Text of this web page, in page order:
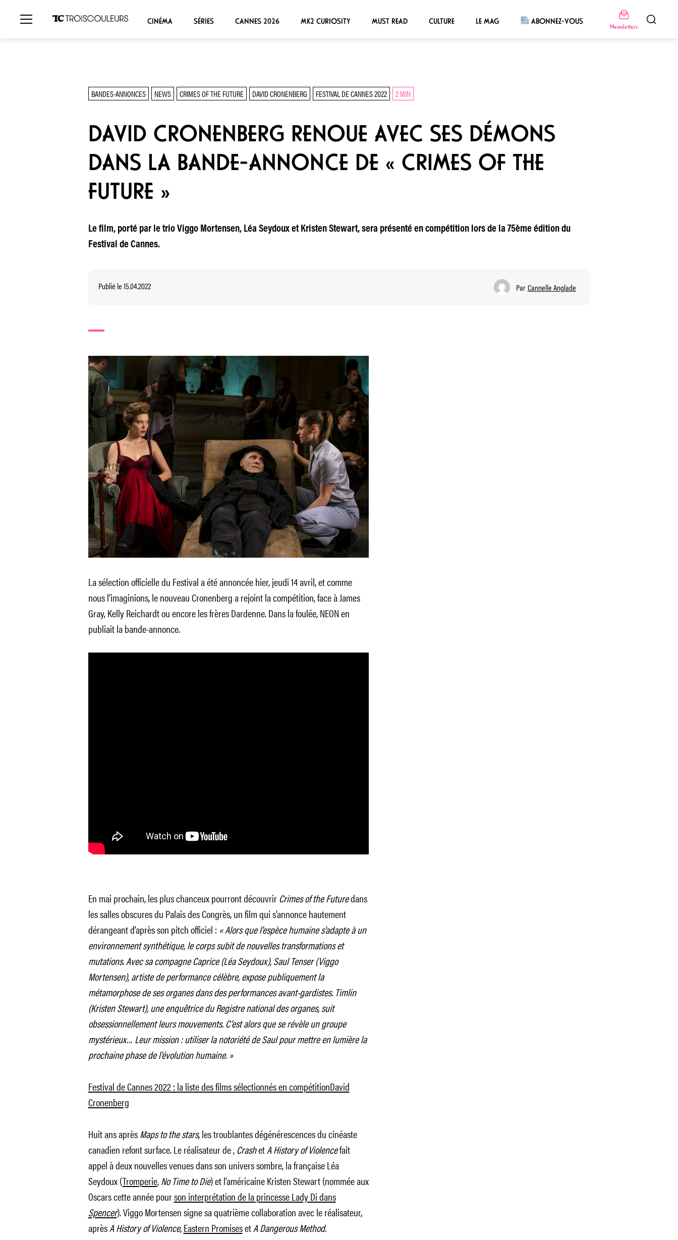
CINÉMA SÉRIES CANNES 2026 MK2 CURIOSITY MUST READ CULTURE LE MAG ABONNEZ-VOUS
Newsletters
BANDES-ANNONCES NEWS CRIMES OF THE FUTURE DAVID CRONENBERG FESTIVAL DE CANNES 2022 2 MIN
DAVID CRONENBERG RENOUE AVEC SES DÉMONS
DANS LA BANDE-ANNONCE DE « CRIMES OF THE
FUTURE »
Le film, porté par le trio Viggo Mortensen, Léa Seydoux et Kristen Stewart, sera présenté en compétition lors de la 75ème édition du
Festival de Cannes.
Publié le 15.04.2022 Par Cannelle Anglade
La sélection officielle du Festival a été annoncée hier, jeudi 14 avril, et comme
nous l’imaginions, le nouveau Cronenberg a rejoint la compétition, face à James
Gray, Kelly Reichardt ou encore les frères Dardenne. Dans la foulée, NEON en
publiait la bande-annonce.
En mai prochain, les plus chanceux pourront découvrir Crimes of the Futuredans
les salles obscures du Palais des Congrès, un film qui s’annonce hautement
dérangeant d’après son pitch officiel : « Alors que l’espèce humaine s’adapte à un
environnement synthétique, le corps subit de nouvelles transformations et
mutations. Avec sa compagne Caprice (Léa Seydoux), Saul Tenser (Viggo
Mortensen), artiste de performance célèbre, expose publiquement la
métamorphose de ses organes dans des performances avant-gardistes. Timlin
(Kristen Stewart), une enquêtrice du Registre national des organes, suit
obsessionnellement leurs mouvements. C’est alors que se révèle un groupe
mystérieux… Leur mission : utiliser la notoriété de Saul pour mettre en lumière la
prochaine phase de l’évolution humaine.»
Festival de Cannes 2022 : la liste des films sélectionnés en compétitionDavid
Cronenberg
Huit ans aprèsMaps to the stars, les troublantes dégénérescences du cinéaste
canadien refont surface. Le réalisateur de, CrashetA History of Violencefait
appel à deux nouvelles venues dans son univers sombre, la française Léa
Seydoux (Tromperie, No Time to Die) et l’américaine Kristen Stewart (nommée aux
Oscars cette année pourson interprétation de la princesse Lady Di dans
Spencer). Viggo Mortensen signe sa quatrième collaboration avec le réalisateur,
aprèsA History of Violence,Eastern PromisesetA Dangerous Method.